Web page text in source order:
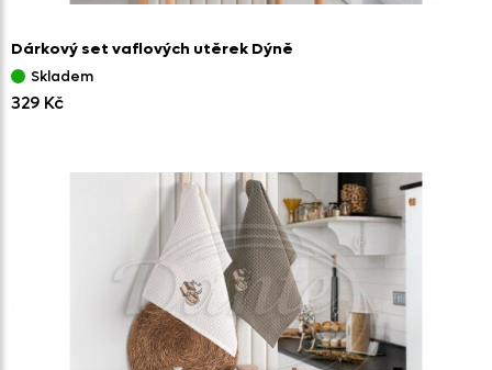
Dárkový set vaflových utěrek Dýně
Skladem
329 Kč